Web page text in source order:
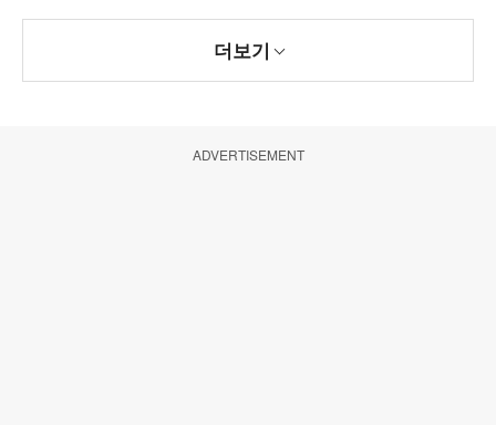
더보기
ADVERTISEMENT